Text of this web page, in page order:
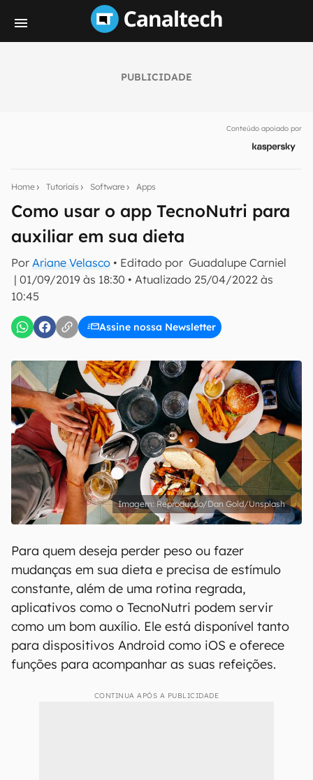
PUBLICIDADE
Conteúdo apoiado por
Home Tutoriais Software Apps
Como usar o app TecnoNutri para
auxiliar em sua dieta
Por Ariane Velasco • Editado por Guadalupe Carniel
| 01/09/2019 às 18:30 • Atualizado 25/04/2022 às
10:45
Assine nossa Newsletter
notícias e reviews sobre tecnologia em primeira
inscreva-se
Confirmo que li, aceito e concordo com os Termos de
Reprodução/Dan Gold/Unsplash
Para quem deseja perder peso ou fazer
mudanças em sua dieta e precisa de estímulo
constante, além de uma rotina regrada,
aplicativos como o TecnoNutri podem servir
como um bom auxílio. Ele está disponível tanto
para dispositivos Android como iOS e oferece
funções para acompanhar as suas refeições.
CONTINUA APÓS A PUBLICIDADE